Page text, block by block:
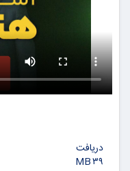
دریافت
۳۹ MB